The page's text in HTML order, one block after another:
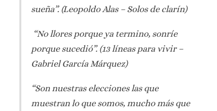
sueña”. (Leopoldo Alas – Solos de clarín)
“No llores porque ya termino, sonríe
porque sucedió”. (13 líneas para vivir –
Gabriel García Márquez)
“Son nuestras elecciones las que
muestran lo que somos, mucho más que